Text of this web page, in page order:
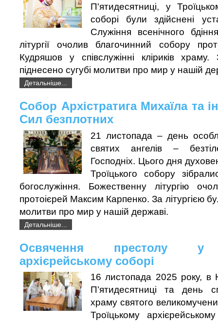
П'ятидесятниці, у
соборі були здійснені
Служіння всенічного
літургії очолив благочинний собору
Кудряшов у співслужінні кліриків храму.
піднесено сугубі молитви про мир у нашій
Детальніше...
Собор Архістратига Михаїла та
Сил безплотних
21 листопада – день
святих ангелів –
Господніх. Цього дня
Троїцького собору
богослужіння. Божественну літургію
протоієрей Максим Карпенко. За літургією
молитви про мир у нашій державі.
Детальніше...
Освячення престолу у
архієрейському соборі
16 листопада 2025 року, в
П’ятидесятниці та день
храму святого
Троїцькому